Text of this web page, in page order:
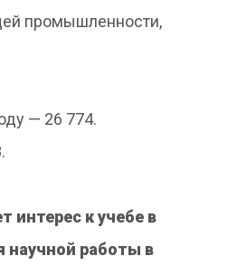
промышленности,
— 26 774.
интерес к учебе в
научной работы в